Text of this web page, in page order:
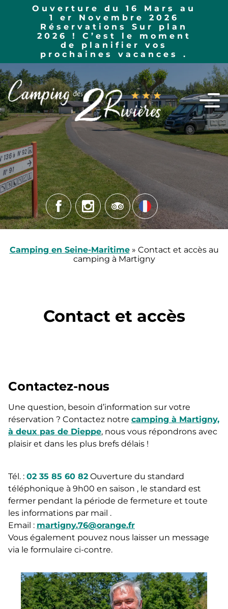
Ouverture du 16 Mars au
1 er Novembre 2026
Réservations Sur plan
2026 ! C’est le moment
de planifier vos
prochaines vacances .
Locatifs
Emplacements
Tarifs
Accueil vélo
Activités nature et Avenue
verte
Dieppe
Visites et sorties
Camping en Seine-Maritime» Contact et accès au
camping à Martigny
Contact et accès
Contactez-nous
Une question, besoin d’information sur votre
réservation ? Contactez notre camping à Martigny,
à deux pas de Dieppe, nous vous répondrons avec
plaisir et dans les plus brefs délais !
Tél. : 02 35 85 60 82 Ouverture du standard
téléphonique à 9h00 en saison , le standard est
fermer pendant la période de fermeture et toute
les informations par mail .
Email : martigny.76@orange.fr
Vous également pouvez nous laisser un message
via le formulaire ci-contre.